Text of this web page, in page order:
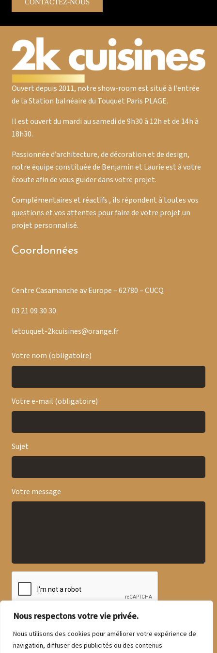
Nous respectons votre vie privée.
Nous utilisons des cookies pour améliorer votre expérience de
navigation, diffuser des publicités ou des contenus
CONTACTEZ-NOUS
Ouvert depuis 2011, notre show-room est situé à l’entrée
de la Station balnéaire du Touquet Paris PLAGE.
Il est ouvert du mardi au samedi de 9h30 à 12h et de 14h à
18h30.
Passionnée d’architecture, de décoration et de design,
notre équipe constituée de Benjamin et Laurie est à votre
écoute afin de vous guider dans votre projet.
Complémentaires et réactifs , ils répondent à toutes vos
questions et vos attentes pour faire de votre projet un
projet personnalisé.
Coordonnées
Centre Casamanche av Europe – 62780 – CUCQ
03 21 09 30 30
letouquet-2kcuisines@orange.fr
Votre nom (obligatoire)
Votre e-mail (obligatoire)
Sujet
Votre message